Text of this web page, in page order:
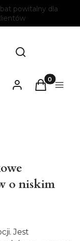
powitalny dla
Otwórz
Szukaj
Zaloguj sięProdukty
KoszykMenu
o niskim
Jest